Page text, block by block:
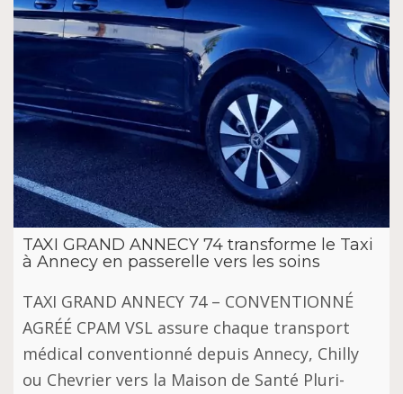
TAXI GRAND ANNECY 74 transforme le Taxi
à Annecy en passerelle vers les soins
TAXI GRAND ANNECY 74 – CONVENTIONNÉ
AGRÉÉ CPAM VSL assure chaque transport
médical conventionné depuis Annecy, Chilly
ou Chevrier vers la Maison de Santé Pluri-